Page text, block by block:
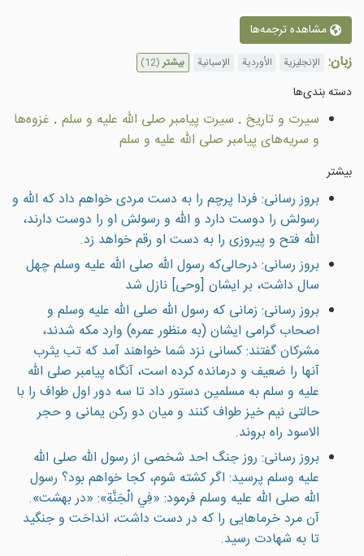
مشاهده ترجمه‌ها
زبان: الإنجليزية الأوردية الإسبانية بیشتر(12)
دسته بندى‌ها
سيرت و تاريخ . سیرت پيامبر صلى الله عليه و سلم . غزوه‌ها
و سريه‌هاى پيامبر صلى الله عليه و سلم
بیشتر
بروز رسانی: فردا پرچم را به دست مردی خواهم داد که الله و
رسولش را دوست دارد و الله و رسولش او را دوست دارند،
الله فتح و پيروزی را به دست او رقم خواهد زد.
بروز رسانی: درحالی‌که رسول الله صلی الله علیه وسلم چهل
سال داشت، بر ایشان [وحی] نازل شد
بروز رسانی: زمانی که رسول الله صلی الله علیه وسلم و
اصحاب گرامی ایشان (به منظور عمره) وارد مکه شدند،
مشرکان گفتند: کسانی نزد شما خواهند آمد که تب يثرب
آنها را ضعيف و درمانده کرده است، آنگاه پيامبر صلى الله
عليه و سلم به مسلمين دستور داد تا سه دور اول طواف را با
حالتی نيم خيز طواف کنند و ميان دو رکن يمانی و حجر
الاسود راه بروند.
بروز رسانی: روز جنگ احد شخصی از رسول الله صلى الله
عليه وسلم پرسيد: اگر کشته شوم، کجا خواهم بود؟ رسول
الله صلى الله عليه وسلم فرمود: «فِي الْجَنَّةِ»: «در بهشت».
آن مرد خرماهايی را که در دست داشت، انداخت و جنگيد
تا به شهادت رسيد.